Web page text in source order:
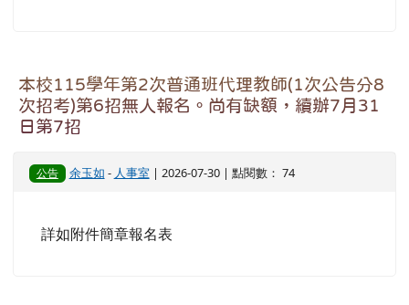
本校115學年第2次普通班代理教師(1次公告分8
次招考)第6招無人報名。尚有缺額，續辦7月31
日第7招
公告 余玉如 - 人事室 | 2026-07-30 | 點閱數： 74
詳如附件簡章報名表